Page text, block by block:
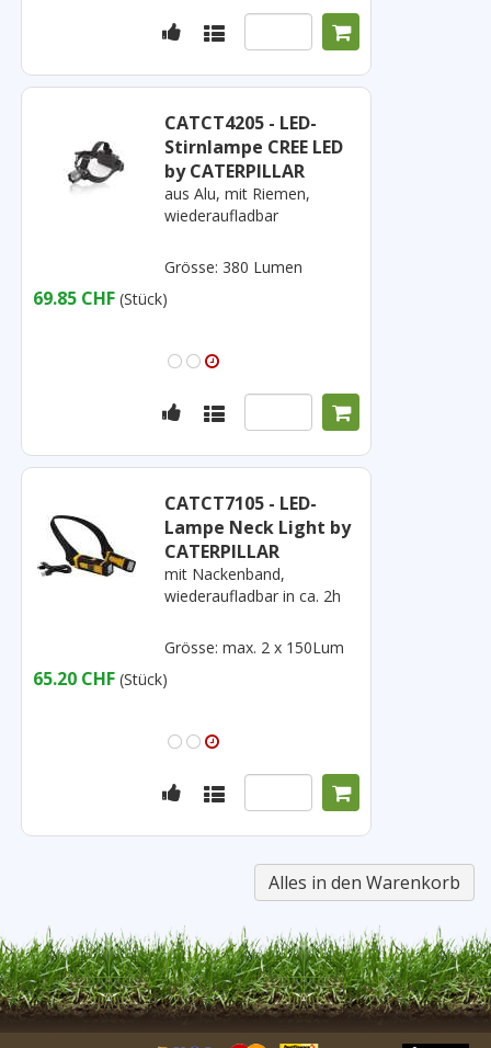
CATCT4205 - LED-
Stirnlampe CREE LED
by CATERPILLAR
aus Alu, mit Riemen,
wiederaufladbar
Grösse: 380 Lumen
69.85 CHF (Stück)
CATCT7105 - LED-
Lampe Neck Light by
CATERPILLAR
mit Nackenband,
wiederaufladbar in ca. 2h
Grösse: max. 2 x 150Lum
65.20 CHF (Stück)